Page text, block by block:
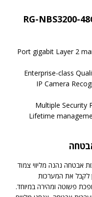
RG-NBS3200-
48-Port gigabit Layer 2
Enterprise-class
IP Camera
Multiple Security
Lifetime
אבטחה נהנה מליווי צמוד
לקבל את המערכות
פשוטה ומהירה במיוחד.